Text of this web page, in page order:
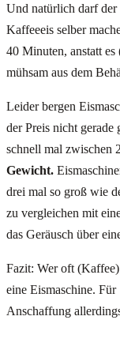
Und natürlich darf der
Kaffeeeis selber
40 Minuten, anstatt es
mühsam aus dem
Leider bergen
der Preis nicht gerade
schnell mal zwischen
Gewicht.
drei mal so groß wie
zu vergleichen mit
das Geräusch über
Fazit: Wer oft
eine Eismaschine.
Anschaffung